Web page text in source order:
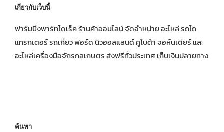
เกี่ยวกับเว็บนี้
ฟาร์มมิ่งพาร์ทไดเร็ค ร้านค้าออนไลน์ จัดจำหน่าย อะไหล่ รถไถ
แทรกเตอร์ รถเกี่ยว ฟอร์ด นิวฮอลแลนด์ คูโบต้า จอห์นเดียร์ และ
อะไหล่เครื่องมือจักรกลเกษตร ส่งฟรีทั่วประเทศ เก็บเงินปลายทาง
ค้นหา